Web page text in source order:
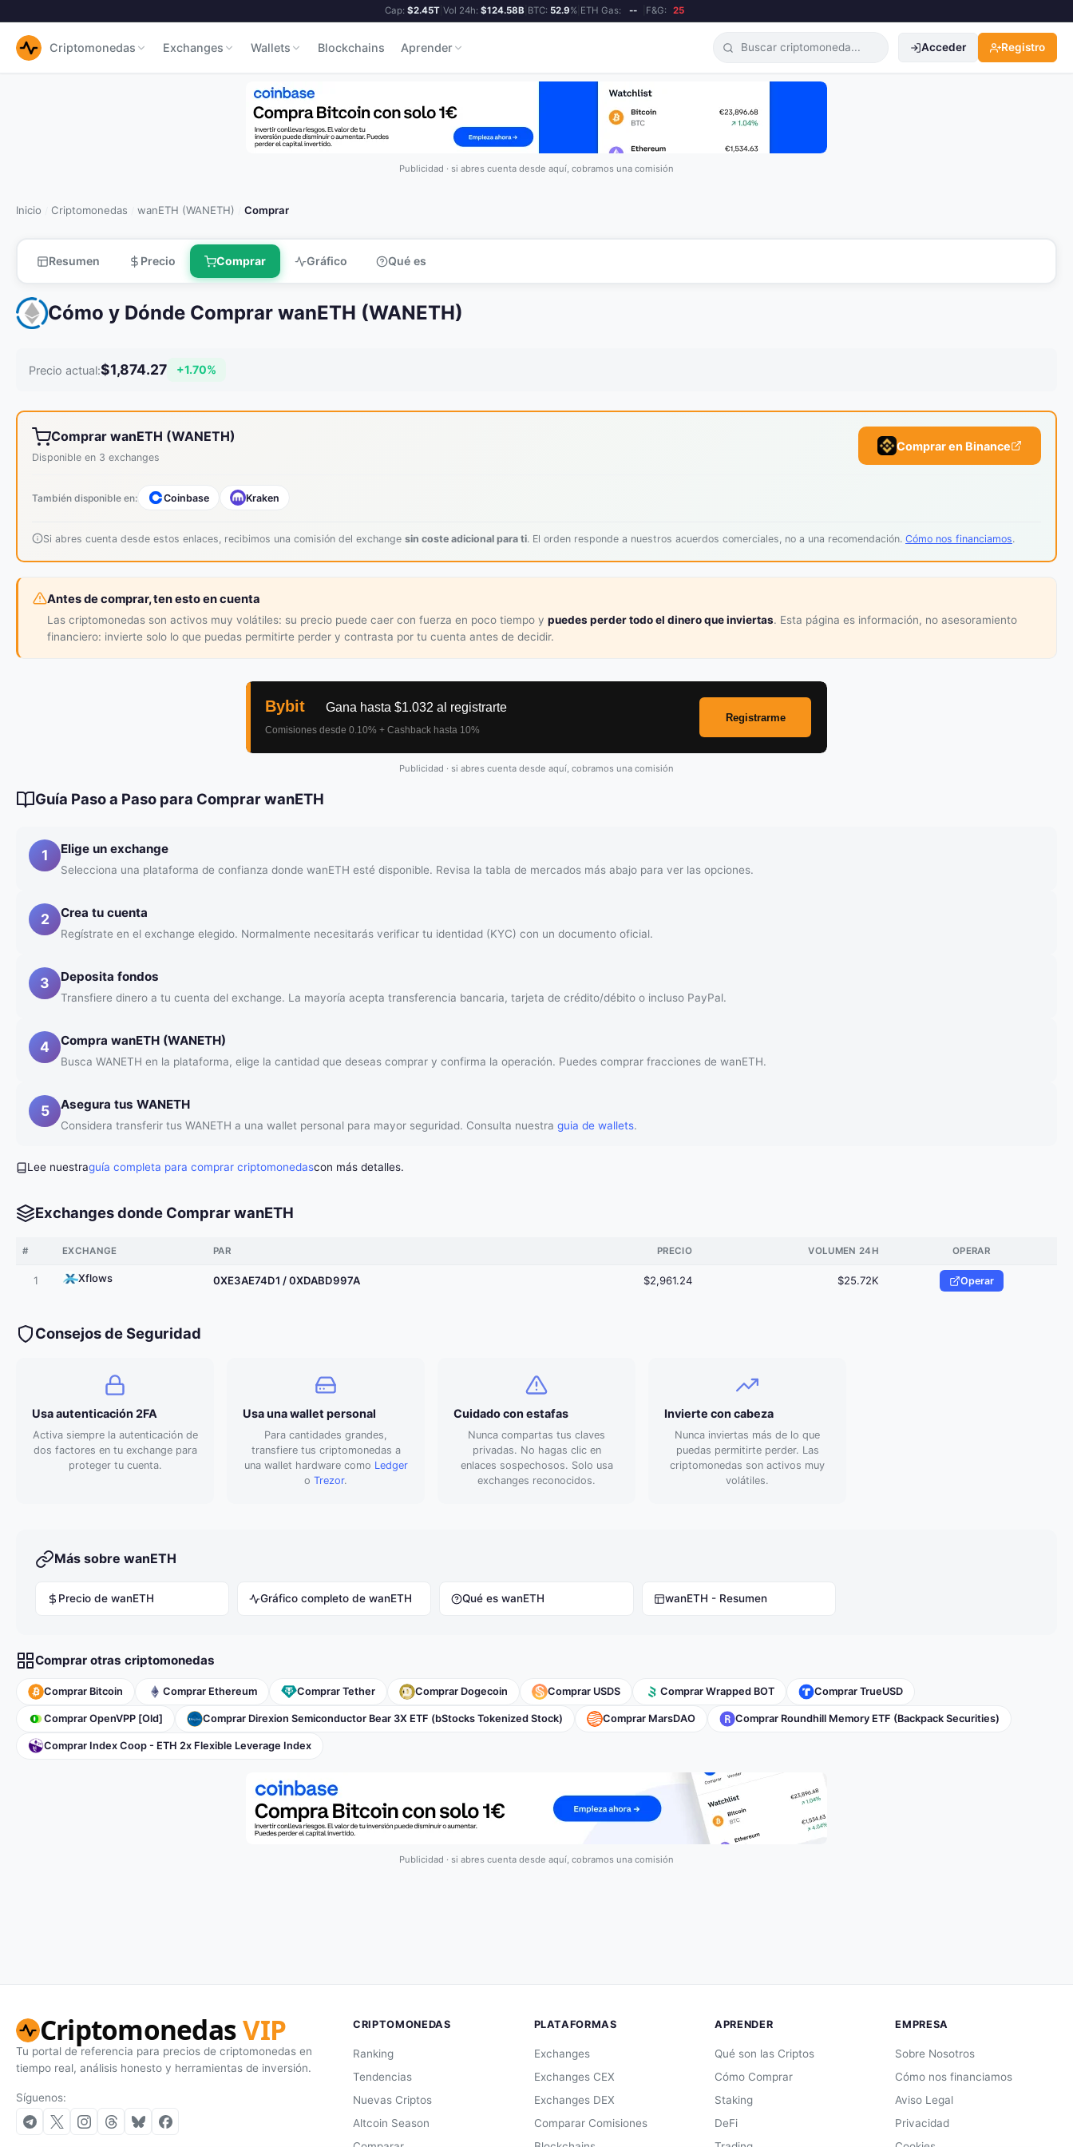
Cap: $2.45T Vol 24h: $124.58B BTC: 52.9% ETH Gas: -- F&G: 25
Criptomonedas Exchanges Wallets Blockchains Aprender Acceder Registro
Publicidad · si abres cuenta desde aquí, cobramos una comisión
Inicio Criptomonedas wanETH (WANETH) Comprar
Resumen Precio Comprar Gráfico Qué es
Cómo y Dónde Comprar wanETH (WANETH)
Precio actual:$1,874.27 +1.70%
Comprar wanETH (WANETH)
Disponible en 3 exchanges
Comprar en Binance
También disponible en: Coinbase Kraken
Si abres cuenta desde estos enlaces, recibimos una comisión del exchange sin coste adicional para ti. El orden responde a nuestros acuerdos comerciales, no a una recomendación. Cómo nos financiamos.
Antes de comprar, ten esto en cuenta
Las criptomonedas son activos muy volátiles: su precio puede caer con fuerza en poco tiempo y puedes perder todo el dinero que inviertas. Esta página es información, no asesoramiento
financiero: invierte solo lo que puedas permitirte perder y contrasta por tu cuenta antes de decidir.
Publicidad · si abres cuenta desde aquí, cobramos una comisión
Guía Paso a Paso para Comprar wanETH
1 Elige un exchange
Selecciona una plataforma de confianza donde wanETH esté disponible. Revisa la tabla de mercados más abajo para ver las opciones.
2 Crea tu cuenta
Regístrate en el exchange elegido. Normalmente necesitarás verificar tu identidad (KYC) con un documento oficial.
3 Deposita fondos
Transfiere dinero a tu cuenta del exchange. La mayoría acepta transferencia bancaria, tarjeta de crédito/débito o incluso PayPal.
4 Compra wanETH (WANETH)
Busca WANETH en la plataforma, elige la cantidad que deseas comprar y confirma la operación. Puedes comprar fracciones de wanETH.
5 Asegura tus WANETH
Considera transferir tus WANETH a una wallet personal para mayor seguridad. Consulta nuestra guia de wallets.
Lee nuestraguía completa para comprar criptomonedascon más detalles.
Exchanges donde Comprar wanETH
# EXCHANGE PAR PRECIO VOLUMEN 24H OPERAR
1 Xflows 0XE3AE74D1 / 0XDABD997A $2,961.24 $25.72K Operar
Consejos de Seguridad
Usa autenticación 2FA
Activa siempre la autenticación de
dos factores en tu exchange para
proteger tu cuenta.
Usa una wallet personal
Para cantidades grandes,
transfiere tus criptomonedas a
una wallet hardware como Ledger
o Trezor.
Cuidado con estafas
Nunca compartas tus claves
privadas. No hagas clic en
enlaces sospechosos. Solo usa
exchanges reconocidos.
Invierte con cabeza
Nunca inviertas más de lo que
puedas permitirte perder. Las
criptomonedas son activos muy
volátiles.
Más sobre wanETH
Precio de wanETH Gráfico completo de wanETH Qué es wanETH wanETH - Resumen
Comprar otras criptomonedas
Comprar Bitcoin Comprar Ethereum Comprar Tether Comprar Dogecoin Comprar USDS Comprar Wrapped BOT Comprar TrueUSD
Comprar OpenVPP [Old] Comprar Direxion Semiconductor Bear 3X ETF (bStocks Tokenized Stock) Comprar MarsDAO Comprar Roundhill Memory ETF (Backpack Securities)
Comprar Index Coop - ETH 2x Flexible Leverage Index
Publicidad · si abres cuenta desde aquí, cobramos una comisión
CriptomonedasVIP
Tu portal de referencia para precios de criptomonedas en
tiempo real, análisis honesto y herramientas de inversión.
Síguenos:
CRIPTOMONEDAS
Ranking
Tendencias
Nuevas Criptos
Altcoin Season
PLATAFORMAS
Exchanges
Exchanges CEX
Exchanges DEX
Comparar Comisiones
APRENDER
Qué son las Criptos
Cómo Comprar
Staking
DeFi
EMPRESA
Sobre Nosotros
Cómo nos financiamos
Aviso Legal
Privacidad